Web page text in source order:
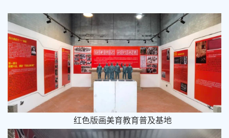
红色版画美育教育普及基地